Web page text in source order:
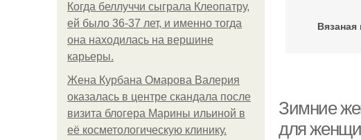
Когда беллуччи сыграла Клеопатру,
ей было 36-37 лет, и именно тогда
она находилась на вершине
карьеры.
Жена Курбана Омарова Валерия
оказалась в центре скандала после
визита блогера Марины ильиной в
её косметологическую клинику.
Вязаная
Зимние
для